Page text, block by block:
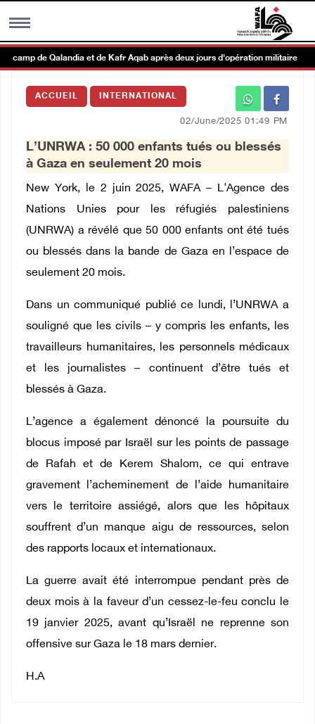
MENU
Galerie d’images
Centre palestinien
العربية
English
de Qalandia et de Kafr Aqab après deux jours d'opération militaire
ACCUEIL INTERNATIONAL
02/June/2025 01:49 PM
L’UNRWA : 50 000 enfants tués ou blessés
à Gaza en seulement 20 mois
New York, le 2 juin 2025, WAFA – L'Agence des
Nations Unies pour les réfugiés palestiniens
(UNRWA) a révélé que 50 000 enfants ont été tués
ou blessés dans la bande de Gaza en l’espace de
seulement 20 mois.
Dans un communiqué publié ce lundi, l’UNRWA a
souligné que les civils – y compris les enfants, les
travailleurs humanitaires, les personnels médicaux
et les journalistes – continuent d’être tués et
blessés à Gaza.
L’agence a également dénoncé la poursuite du
blocus imposé par Israël sur les points de passage
de Rafah et de Kerem Shalom, ce qui entrave
gravement l’acheminement de l’aide humanitaire
vers le territoire assiégé, alors que les hôpitaux
souffrent d’un manque aigu de ressources, selon
des rapports locaux et internationaux.
La guerre avait été interrompue pendant près de
deux mois à la faveur d’un cessez-le-feu conclu le
19 janvier 2025, avant qu’Israël ne reprenne son
offensive sur Gaza le 18 mars dernier.
H.A